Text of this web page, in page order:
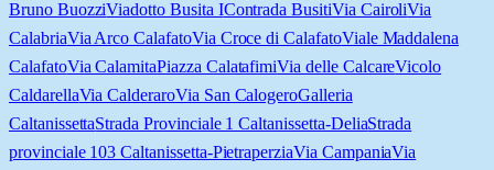
Bruno BuozziViadotto Busita IContrada BusitiVia CairoliVia
CalabriaVia Arco CalafatoVia Croce di CalafatoViale Maddalena
CalafatoVia CalamitaPiazza CalatafimiVia delle CalcareVicolo
CaldarellaVia CalderaroVia San CalogeroGalleria
CaltanissettaStrada Provinciale 1 Caltanissetta-DeliaStrada
provinciale 103 Caltanissetta-PietraperziaVia CampaniaVia